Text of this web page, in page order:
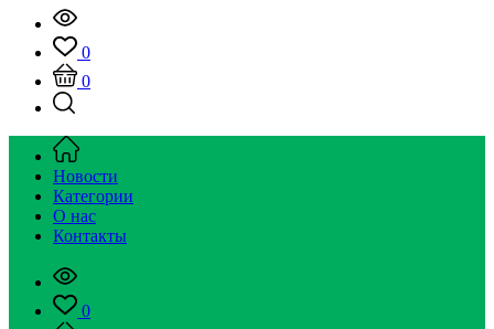
0
0
Новости
Категории
О нас
Контакты
0